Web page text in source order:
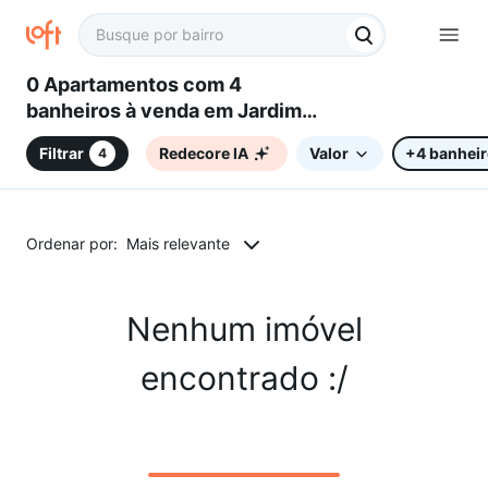
0 Apartamentos com 4
banheiros à venda em Jardim
Alegria, Sorocaba, SP
Filtrar 4 Redecore IA Valor +4
Ordenar por: Mais relevante
Nenhum imóvel
encontrado :/